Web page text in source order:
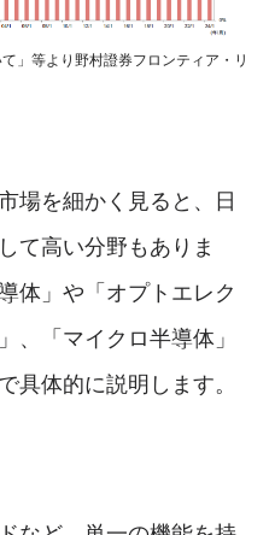
」等より野村證券フロンティア・リ
場を細かく見ると、日
て高い分野もありま
体」や「オプトエレク
、「マイクロ半導体」
具体的に説明します。